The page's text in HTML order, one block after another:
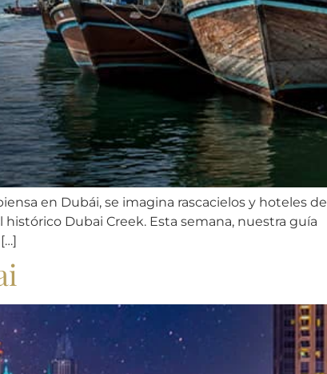
en Dubái, se imagina rascacielos y hoteles de
Dubai Creek. Esta semana, nuestra guía